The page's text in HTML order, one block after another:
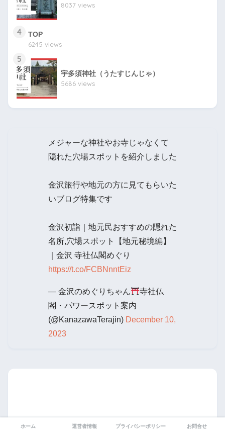
8037 views
4
TOP
6245 views
5
宇多須神社（うたすじんじゃ）
5686 views
メジャーな神社やお寺じゃなくて
隠れた穴場スポットを紹介しました
金沢旅行や地元の方に見てもらいた
いブログ特集です
金沢初詣｜地元民おすすめの隠れた
名所,穴場スポット【地元秘境編】
｜金沢 寺社仏閣めぐり
https://t.co/FCBNnntEiz
— 金沢のめぐりちゃん
寺社仏
閣・パワースポット案内
(@KanazawaTerajin) December 10,
2023
ホーム 運営者情報 プライバシーポリシー お問合せ